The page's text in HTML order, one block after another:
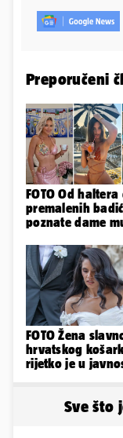
Preporučeni
FOTO Od haltera
premalenih
poznate dame
pozirale
FOTO Žena
hrvatskog
rijetko je u
Sve što